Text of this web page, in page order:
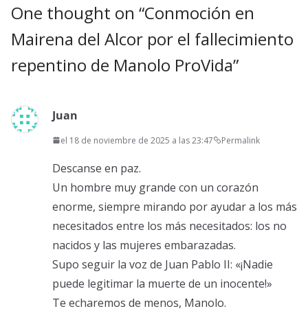
One thought on “Conmoción en
Mairena del Alcor por el fallecimiento
repentino de Manolo ProVida”
Juan
el 18 de noviembre de 2025 a las 23:47 Permalink
Descanse en paz.
Un hombre muy grande con un corazón
enorme, siempre mirando por ayudar a los más
necesitados entre los más necesitados: los no
nacidos y las mujeres embarazadas.
Supo seguir la voz de Juan Pablo II: «¡Nadie
puede legitimar la muerte de un inocente!»
Te echaremos de menos, Manolo.